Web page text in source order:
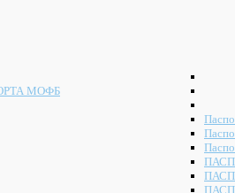
МОФБ